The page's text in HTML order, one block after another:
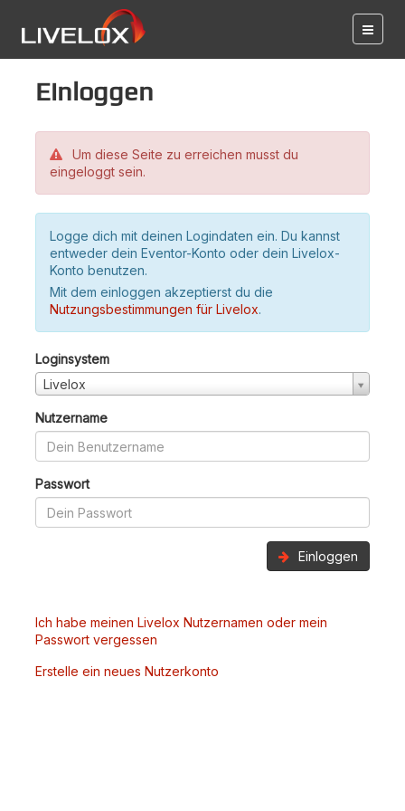
Einloggen
Um diese Seite zu erreichen musst du
eingeloggt sein.
Logge dich mit deinen Logindaten ein. Du kannst
entweder dein Eventor-Konto oder dein Livelox-
Konto benutzen.
Mit dem einloggen akzeptierst du die
Nutzungsbestimmungen für Livelox.
Loginsystem
Livelox
Nutzername
Passwort
Einloggen
Ich habe meinen Livelox Nutzernamen oder mein
Passwort vergessen
Erstelle ein neues Nutzerkonto